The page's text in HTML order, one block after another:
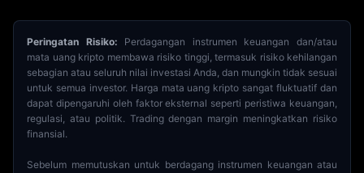
Peringatan Risiko: Perdagangan instrumen keuangan dan/atau
mata uang kripto membawa risiko tinggi, termasuk risiko kehilangan
sebagian atau seluruh nilai investasi Anda, dan mungkin tidak sesuai
untuk semua investor. Harga mata uang kripto sangat fluktuatif dan
dapat dipengaruhi oleh faktor eksternal seperti peristiwa keuangan,
regulasi, atau politik. Trading dengan margin meningkatkan risiko
finansial.
Sebelum memutuskan untuk berdagang instrumen keuangan atau